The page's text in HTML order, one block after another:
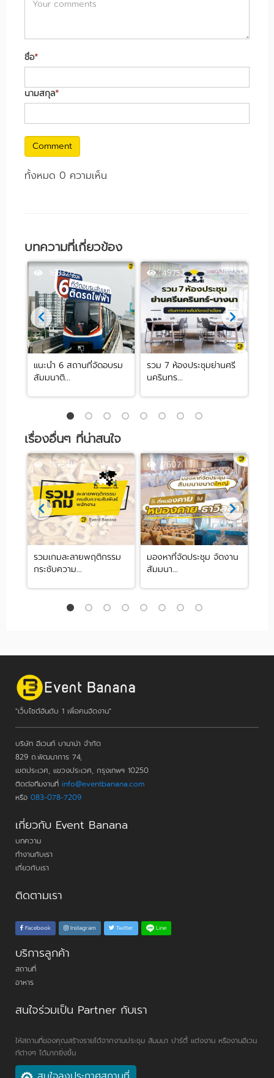
ชื่อ*
นามสกุล*
Comment
ทั้งหมด 0 ความเห็น
บทความที่เกี่ยวข้อง
163370
แนะนำ 6 สถานที่จัดอบรม
สัมมนาติ...
49752
รวม 7 ห้องประชุมย่านศรี
นครินทร...
เรื่องอื่นๆ ที่น่าสนใจ
1103911
รวมเกมละลายพฤติกรรม
กระชับความ...
7607
มองหาที่จัดประชุม จัดงาน
สัมมนา...
"เว็บไซต์อันดับ 1 เพื่อคนจัดงาน"
บริษัท อีเวนท์ บานาน่า จำกัด
829 ถ.พัฒนาการ 74,
เขตประเวศ, แขวงประเวศ, กรุงเทพฯ 10250
ติดต่อทีมงานที่ info@eventbanana.com
หรือ 083-078-7209
เกี่ยวกับ Event Banana
บทความ
ทำงานกับเรา
เกี่ยวกับเรา
ติดตามเรา
Facebook Instagram Twitter Line
บริการลูกค้า
สถานที่
อาหาร
สนใจร่วมเป็น Partner กับเรา
ให้สถานที่ของคุณสร้างรายได้จากงานประชุม สัมมนา ปาร์ตี้ แต่งงาน หรืองานอีเวน
ท์ต่างๆ ได้มากยิ่งขึ้น